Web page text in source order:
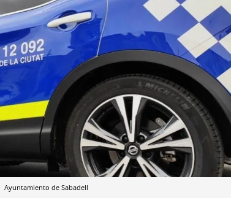
Ayuntamiento de Sabadell